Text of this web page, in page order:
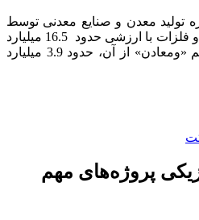
زنجیره تولید معدن و صنایع معدنی توسط
گروه شرکتهای توسعه معادن و فلزات با ارزشی حدود 16.5 میلیارد
یورو در حال اجراست که سهم «ومعادن» از آن، حدود 3.9 میلیارد
پروژه‌های مهم